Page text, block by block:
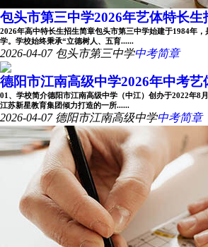
包头市第三中学2026年艺体特长生
2026年高中特长生招生简章包头市第三中学始建于1984年
学。学校始终秉承“立德树人、五育......
2026-04-07 包头市第三中学中考简章
德阳市江南高级中学2026年中考
01、学校简介德阳市江南高级中学（中江）创办于2022年8
江苏新星教育集团倾力打造的一所......
2026-04-07 德阳市江南高级中学中考简章